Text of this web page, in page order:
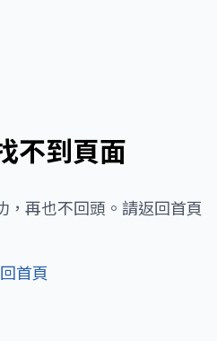
不到頁面
再也不回頭。請返回首頁
首頁